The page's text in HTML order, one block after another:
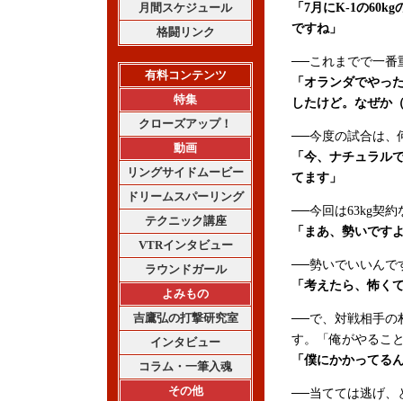
月間スケジュール
格闘リンク
有料コンテンツ
特集
クローズアップ！
動画
リングサイドムービー
ドリームスパーリング
テクニック講座
VTRインタビュー
ラウンドガール
よみもの
吉鷹弘の打撃研究室
インタビュー
コラム・一筆入魂
その他
「7月にK-1の
ですね」
──これまでで一番
「オランダでやっ
したけど。なぜか
──今度の試合は、
「今、ナチュラル
てます」
──今回は63kg契約
「まあ、勢いです
──勢いでいいんで
「考えたら、怖く
──で、対戦相手の
す。「俺がやるこ
「僕にかかって
──当てては逃げ、